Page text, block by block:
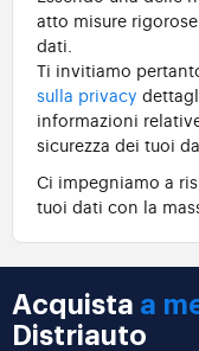
atto misure
dati.
Ti invitiamo
sulla privacy
informazioni
sicurezza dei tuoi
Ci impegniamo a
tuoi dati con la
Acquista a
Distriauto